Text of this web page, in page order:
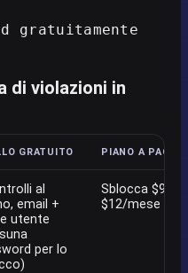
gratuitamente
di violazioni in
GRATUITO PIANO A
al
email +
utente
per lo
Sblocca $9
$12/mese ·